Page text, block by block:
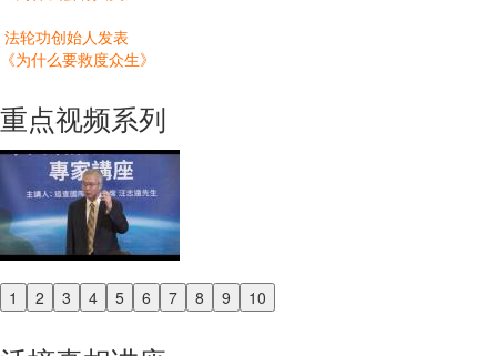
法轮功创始人发表
《为什么要救度众生》
重点视频系列
1 2 3 4 5 6 7 8 9 10
Previous